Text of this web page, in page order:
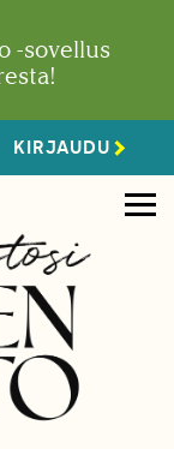
-sovellus
KIRJAUDU